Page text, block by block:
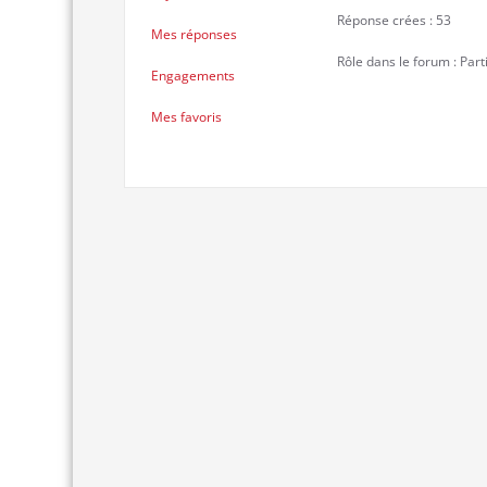
Mes réponses
Engagements
Mes favoris
Réponse crées : 53
Rôle dans le forum :